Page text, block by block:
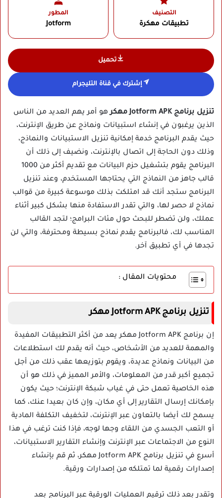
التصنيف
تطبيقات مهكرة
المطور
Jotform‏
تحميل
إشترك في قناة التليجرام
تنزيل برنامج Jotform APK مهكر
هو أمر يهم العديد من الناس
الذين يرغبون في إنشاء استبيانات ونماذج عن طريق الإنترنت،
حيث يقدم البرنامج خدمة إمكانية تنزيل الاستبيانات والنماذج،
وذلك دون الحاجة إلى اتصال بالإنترنت، ونضيف إلى ذلك أن
البرنامج يقوم بتشغيل حزم البيانات مع تقديم أكثر من 1000
قالب جاهز من النماذج التي يحتاجها المستخدم، وعند تنزيل
البرنامج ستجد أنك قد امتلكت بذلك موسوعة كبيرة من قوالب
نماذج لا حصر لها، والتي تقدر الاستفادة منها بشكل كبير أثناء
عملك، ولن تضطر للبحث حول مئات البرامج؛ لتجد القالب
المناسب لك، فالبرنامج يقدم نماذج بسيطة ومحترفة، والتي لن
تجدها في أي تطبيق آخر.
محتويات المقال :
تنزيل برنامج Jotform APK مهكر
إن برنامج Jotform APK مهكر يعد من أكثر التطبيقات المفيدة
والمهمة للعديد من الأشخاص، حيث أنه يقدم لك استطلاعات
من البيانات ونماذج عديدة، ويقوم بتوزيعها عقب ذلك من أجل
تجميع أكبر قدر من المعلومات، والأمر المميز في ذلك هو أن
هذه الخاصية تعمل حتى في غياب شبكة الإنترنت؛ حيث يكون
بإمكانك إرسال التقارير إلى أي مكان، وإن كان بعيدا عنك، كما
يسمح لك أيضا بالتعاون عبر الإنترنت، لتخفيف التكلفة المادية
أو التعب الجسدي من اللقاء وجها لوجه، فإذا كنت ترغب في هذا
النوع من الاجتماعات عبر الإنترنت وإنشاء التقارير الاستبيانات،
أسرع في تنزيل برنامج Jotform APK مهكر، ثم قم بإنشاء
إصدارات رقمية لما تمتلكه من إصدارات ورقية.
وتقدر بعد ذلك ترقيم العمليات الورقية عبر البرنامج بعد